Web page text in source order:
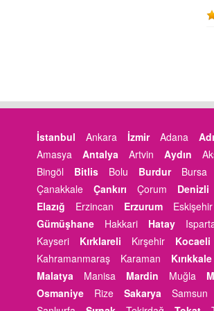
İstanbul Ankara İzmir Adana
Amasya
Antalya Artvin Aydın
Bingöl
Bitlis Bolu Burdur Bursa
Çanakkale
Çankırı Çorum Denizli
Elazığ
Erzincan Erzurum Eskişehir
Gümüşhane
Hakkari Hatay
Kayseri
Kırklareli Kırşehir Kocaeli
Kahramanmaraş
Karaman Kırıkkale
Malatya
Manisa Mardin Muğla
Osmaniye
Rize Sakarya Samsun